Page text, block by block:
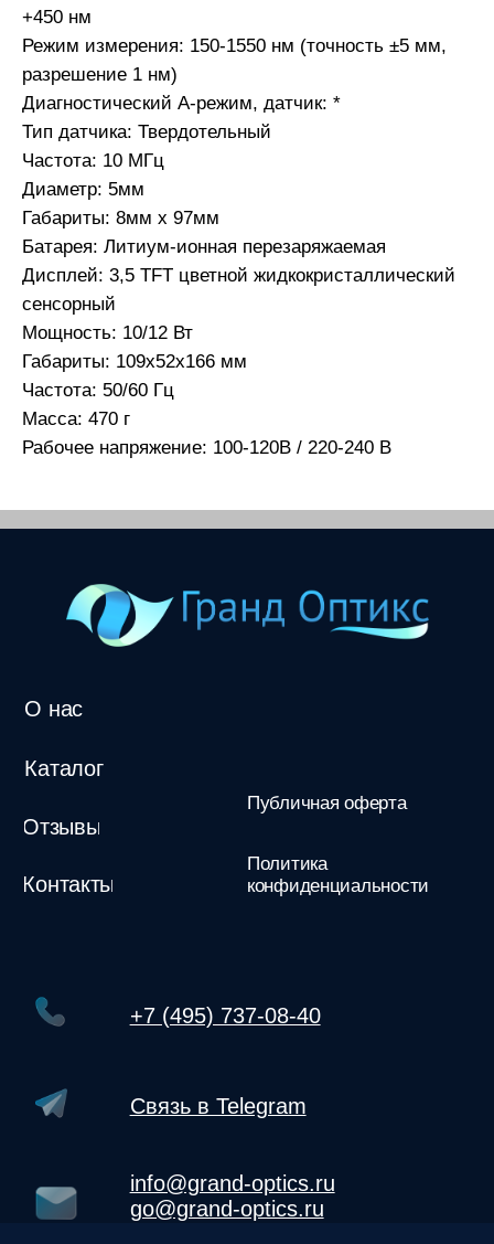
+450 нм
Режим измерения: 150-1550 нм (точность ±5 мм,
разрешение 1 нм)
Диагностический A-режим, датчик: *
Тип датчика: Твердотельный
Частота: 10 МГц
Диаметр: 5мм
Габариты: 8мм х 97мм
Батарея: Литиум-ионная перезаряжаемая
Дисплей: 3,5 TFT цветной жидкокристаллический
сенсорный
Мощность: 10/12 Вт
Габариты: 109х52х166 мм
Частота: 50/60 Гц
Масса: 470 г
Рабочее напряжение: 100-120В / 220-240 В